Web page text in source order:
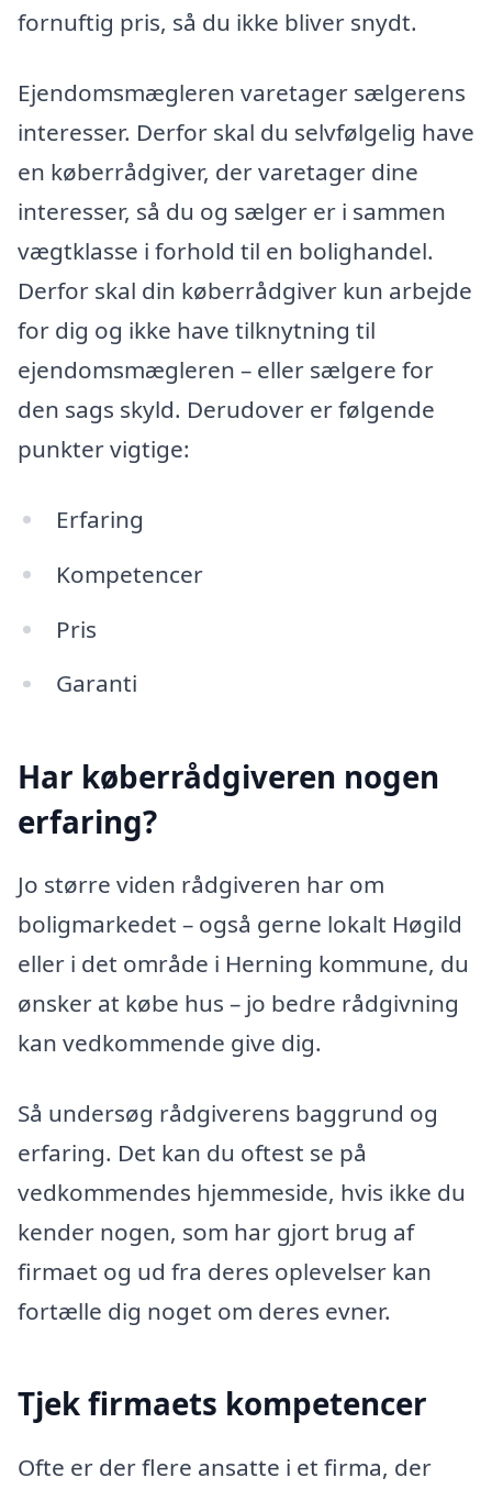
fornuftig pris, så du ikke bliver snydt.
Ejendomsmægleren varetager sælgerens
interesser. Derfor skal du selvfølgelig have
en køberrådgiver, der varetager dine
interesser, så du og sælger er i sammen
vægtklasse i forhold til en bolighandel.
Derfor skal din køberrådgiver kun arbejde
for dig og ikke have tilknytning til
ejendomsmægleren – eller sælgere for
den sags skyld. Derudover er følgende
punkter vigtige:
Erfaring
Kompetencer
Pris
Garanti
Har køberrådgiveren nogen
erfaring?
Jo større viden rådgiveren har om
boligmarkedet – også gerne lokalt Høgild
eller i det område i Herning kommune, du
ønsker at købe hus – jo bedre rådgivning
kan vedkommende give dig.
Så undersøg rådgiverens baggrund og
erfaring. Det kan du oftest se på
vedkommendes hjemmeside, hvis ikke du
kender nogen, som har gjort brug af
firmaet og ud fra deres oplevelser kan
fortælle dig noget om deres evner.
Tjek firmaets kompetencer
Ofte er der flere ansatte i et firma, der